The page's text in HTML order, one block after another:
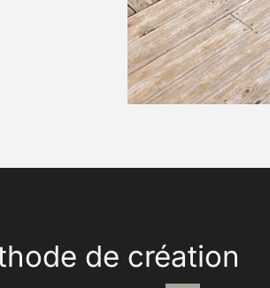
de création